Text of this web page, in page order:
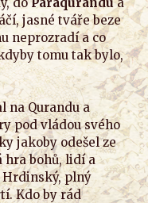
jasné tváře beze
neprozradí a co
tomu tak bylo,
na Qurandu a
pod vládou svého
jakoby odešel ze
hra bohů, lidí a
Hrdinský, plný
Kdo by rád